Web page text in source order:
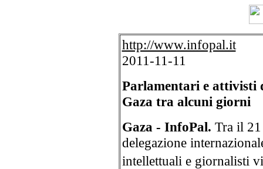
http://www.infopal.it
2011-11-11
Parlamentari e attivisti
Gaza tra alcuni giorni
Gaza - InfoPal. Tra il
delegazione
intellettuali e giornalisti